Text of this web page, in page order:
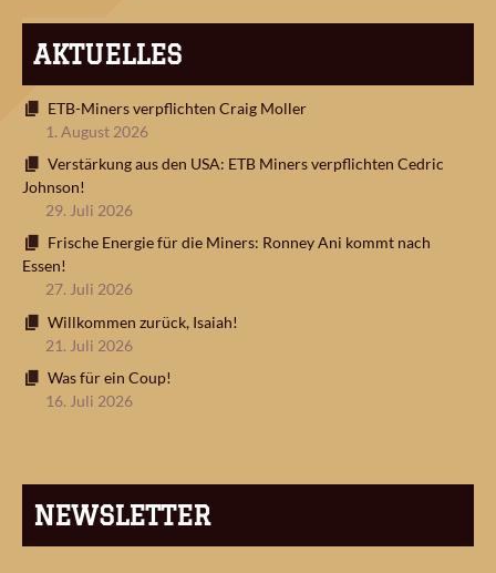
AKTUELLES
ETB-Miners verpflichten Craig Moller
1. August 2026
Verstärkung aus den USA: ETB Miners verpflichten Cedric
Johnson!
29. Juli 2026
Frische Energie für die Miners: Ronney Ani kommt nach
Essen!
27. Juli 2026
Willkommen zurück, Isaiah!
21. Juli 2026
Was für ein Coup!
16. Juli 2026
NEWSLETTER